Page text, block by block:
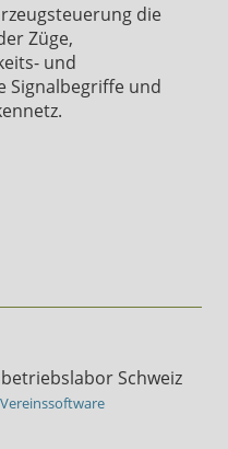
die
Züge,
und
Signalbegriffe und
Schweiz